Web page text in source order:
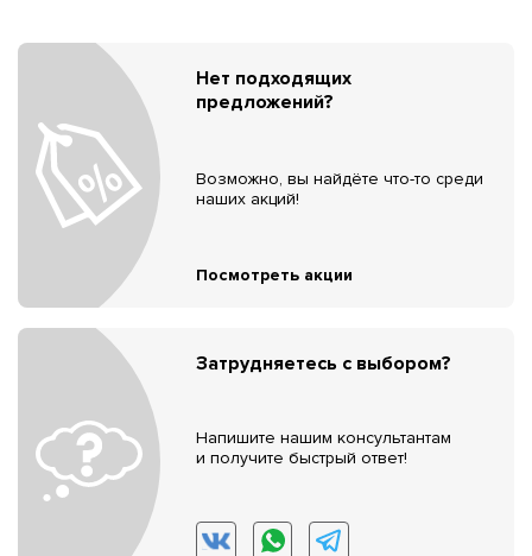
Нет подходящих
предложений?
Возможно, вы найдёте что-то среди
наших акций!
Посмотреть акции
Затрудняетесь с выбором?
Напишите нашим консультантам
и получите быстрый ответ!